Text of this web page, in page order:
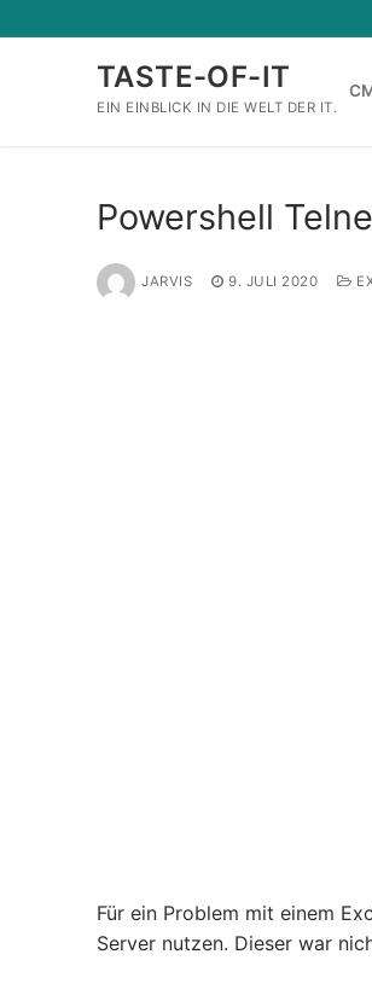
Inhalt
TASTE-OF-IT
EIN EINBLICK IN DIE WELT DER IT.
Powershell
JARVIS 9. JULI 2020
Für ein Problem mit einem
Server nutzen. Dieser war